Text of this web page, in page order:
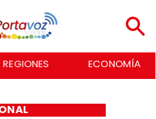
REGIONES ECONOMÍA